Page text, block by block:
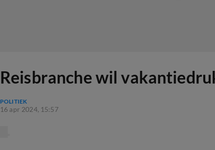
Reisbranche wil
POLITIEK
16 apr 2024, 15:57